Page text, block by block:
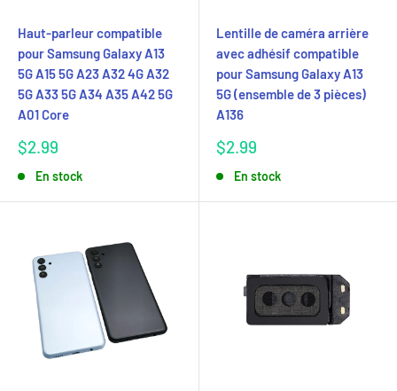
Haut-parleur compatible
pour Samsung Galaxy A13
5G A15 5G A23 A32 4G A32
5G A33 5G A34 A35 A42 5G
A01 Core
Prix
$2.99
En stock
Lentille de caméra arrière
avec adhésif compatible
pour Samsung Galaxy A13
5G (ensemble de 3 pièces)
A136
Prix
$2.99
En stock